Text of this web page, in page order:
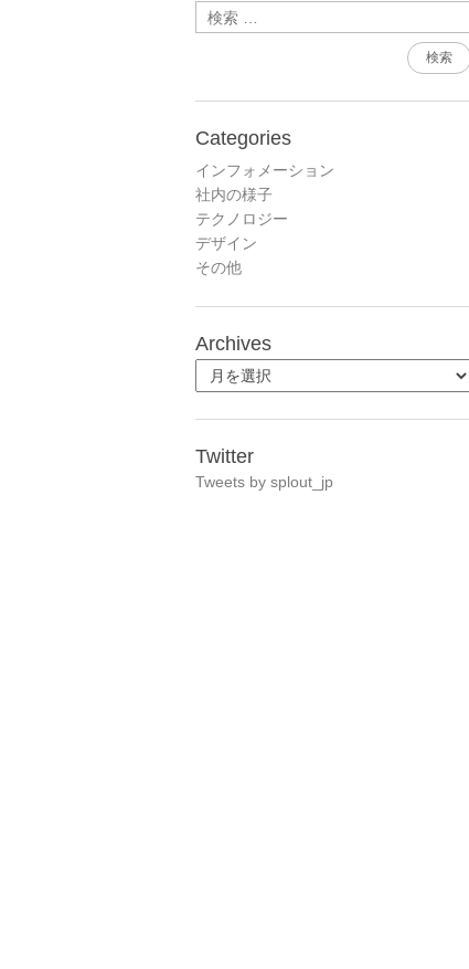
検索
Categories
インフォメーション
社内の様子
テクノロジー
デザイン
その他
Archives
Twitter
Tweets by splout_jp